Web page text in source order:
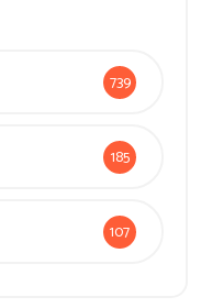
739
185
107